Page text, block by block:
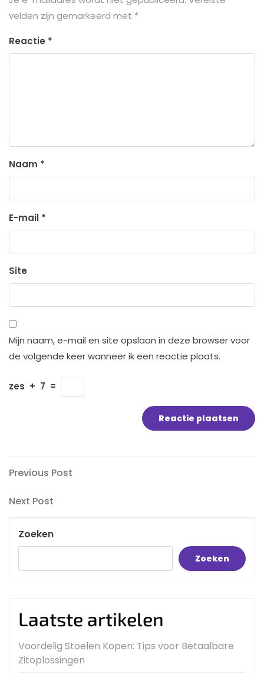
velden zijn gemarkeerd met *
Reactie *
Naam *
E-mail *
Site
Mijn naam, e-mail en site opslaan in deze browser voor
de volgende keer wanneer ik een reactie plaats.
zes + 7 =
Bericht
navigatie
Previous
Previous Post
Next
Next Post
Zoeken
Zoeken
Laatste artikelen
Voordelig Stoelen Kopen: Tips voor Betaalbare
Zitoplossingen